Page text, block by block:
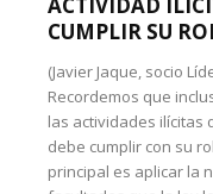
CUMPLIR SU
(Javier Jaque, socio
Recordemos que
las actividades ilícitas
debe cumplir con su
principal es aplicar la